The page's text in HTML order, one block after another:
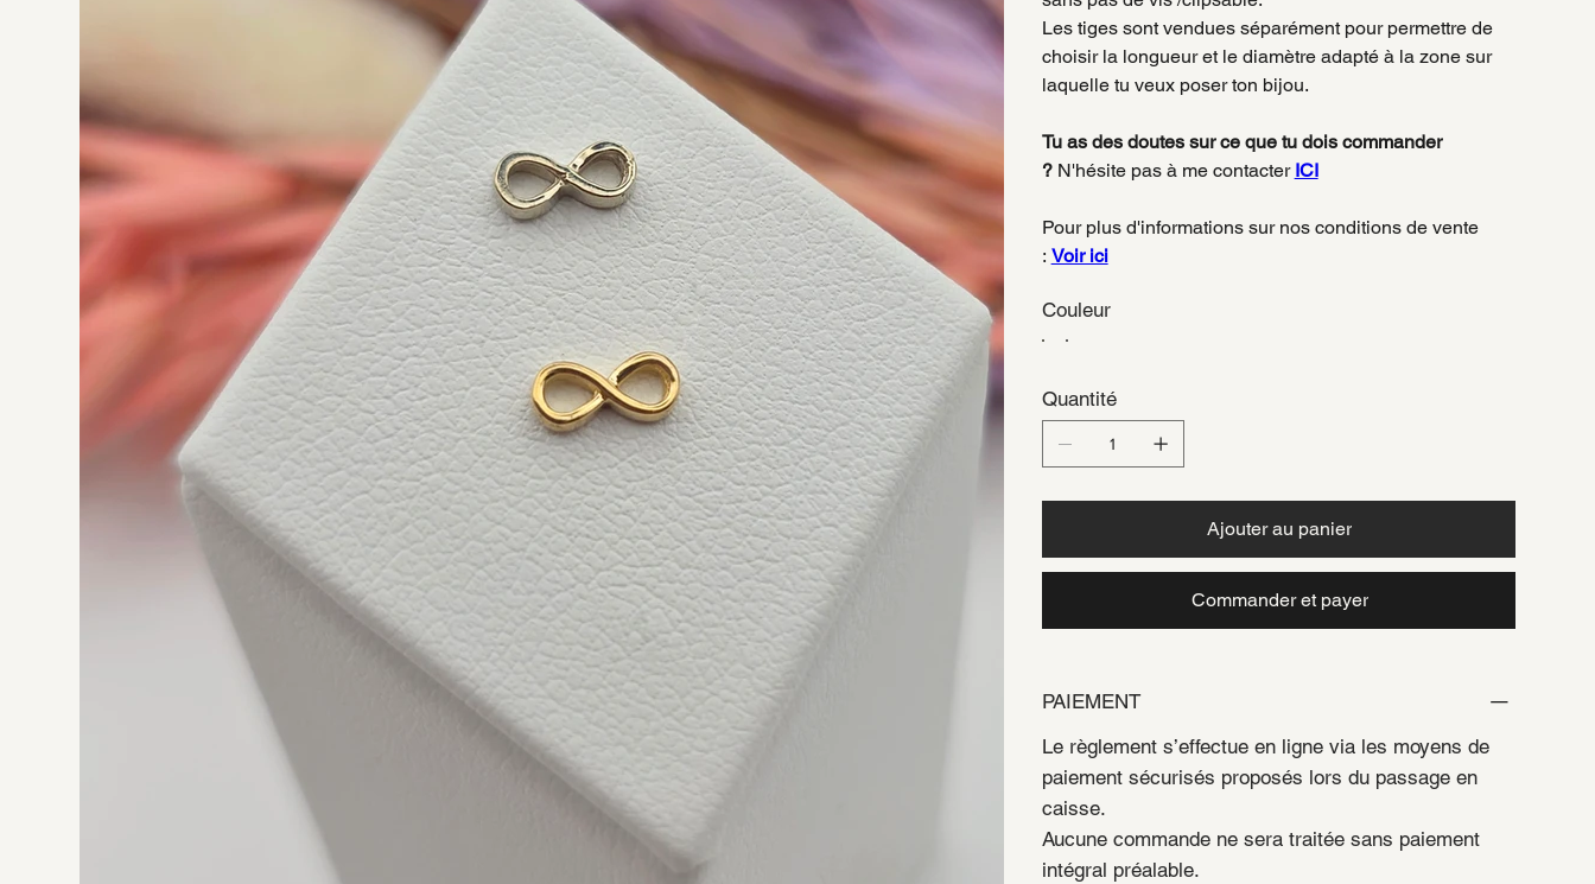
Les tiges sont vendues séparément pour permettre de
choisir la longueur et le diamètre adapté à la zone sur
laquelle tu veux poser ton bijou.
Tu as des doutes sur ce que tu dois commander
?N'hésite pas à me contacter ICI
Pour plus d'informations sur nos conditions de vente
: Voir ici
Couleur
Quantité
Ajouter au panier
Commander et payer
PAIEMENT
Le règlement s’effectue en ligne via les moyens de
paiement sécurisés proposés lors du passage en
caisse.
Aucune commande ne sera traitée sans paiement
intégral préalable.